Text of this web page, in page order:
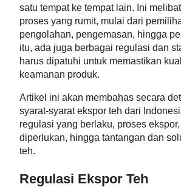
satu tempat ke tempat lain. Ini
proses yang rumit, mulai dari
pengolahan, pengemasan, hingga
itu, ada juga berbagai regulasi dan
harus dipatuhi untuk memastikan
keamanan produk.
Artikel ini akan membahas secara
syarat-syarat ekspor teh dari
regulasi yang berlaku, proses
diperlukan, hingga tantangan dan
teh.
Regulasi Ekspor Teh